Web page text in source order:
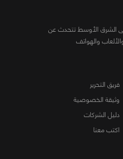
الشرق الأوسط تتحدث عن
والهواتف
فريق التحرير
وثيقة الخصوصية
دليل الشركات
اكتب معنا